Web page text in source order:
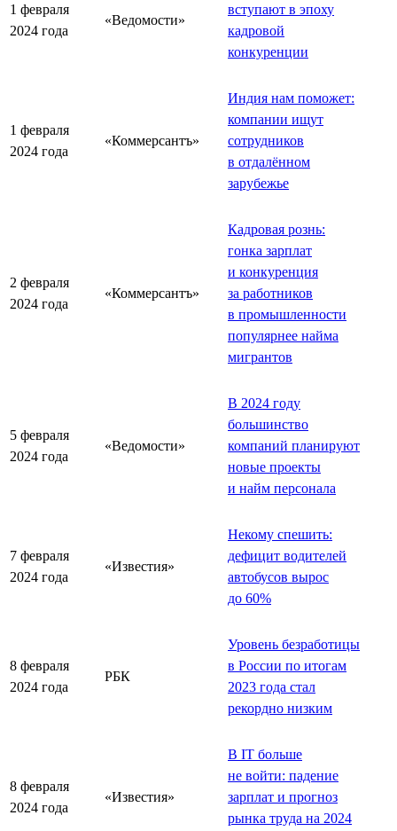
1 февраля
2024 года
«Ведомости»
вступают в эпоху
кадровой
конкуренции
1 февраля
2024 года
«Коммерсантъ»
Индия нам поможет:
компании ищут
сотрудников
в отдалённом
зарубежье
2 февраля
2024 года
«Коммерсантъ»
Кадровая рознь:
гонка зарплат
и конкуренция
за работников
в промышленности
популярнее найма
мигрантов
5 февраля
2024 года
«Ведомости»
В 2024 году
большинство
компаний планируют
новые проекты
и найм персонала
7 февраля
2024 года
«Известия»
Некому спешить:
дефицит водителей
автобусов вырос
до 60%
8 февраля
2024 года
РБК
Уровень безработицы
в России по итогам
2023 года стал
рекордно низким
8 февраля
2024 года
«Известия»
В IT больше
не войти: падение
зарплат и прогноз
рынка труда на 2024